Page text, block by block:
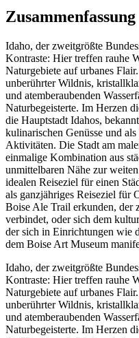
Zusammenfassung
Idaho, der zweitgrößte
Kontraste: Hier treffen rauhe
Naturgebiete auf urbanes
unberührter Wildnis,
und atemberaubenden
Naturbegeisterte. Im Herzen
die Hauptstadt Idahos,
kulinarischen Genüsse und
Aktivitäten. Die Stadt am
einmalige Kombination aus
unmittelbaren Nähe zur
idealen Reiseziel für einen
als ganzjähriges Reiseziel für
Boise Ale Trail erkunden, der
verbindet, oder sich dem
der sich in Einrichtungen wie
dem Boise Art Museum
Idaho, der zweitgrößte
Kontraste: Hier treffen rauhe
Naturgebiete auf urbanes
unberührter Wildnis,
und atemberaubenden
Naturbegeisterte. Im Herzen